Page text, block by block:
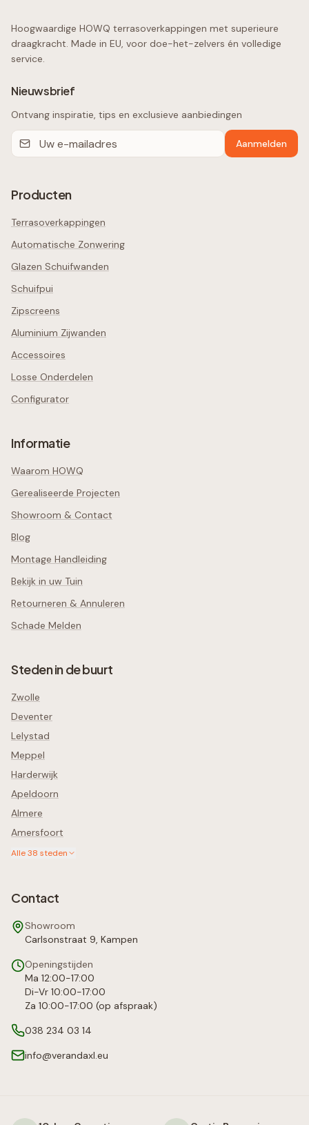
Hoogwaardige HOWQ terrasoverkappingen met superieure
draagkracht. Made in EU, voor doe-het-zelvers én volledige
service.
Nieuwsbrief
Ontvang inspiratie, tips en exclusieve aanbiedingen
Aanmelden
Producten
Terrasoverkappingen
Automatische Zonwering
Glazen Schuifwanden
Schuifpui
Zipscreens
Aluminium Zijwanden
Accessoires
Losse Onderdelen
Configurator
Informatie
Waarom HOWQ
Gerealiseerde Projecten
Showroom & Contact
Blog
Montage Handleiding
Bekijk in uw Tuin
Retourneren & Annuleren
Schade Melden
Steden in de buurt
Zwolle
Deventer
Lelystad
Meppel
Harderwijk
Apeldoorn
Almere
Amersfoort
Alle38 steden
Contact
Showroom
Carlsonstraat 9, Kampen
Openingstijden
Ma 12:00-17:00
Di-Vr 10:00-17:00
Za 10:00-17:00 (op afspraak)
038 234 03 14
info@verandaxl.eu